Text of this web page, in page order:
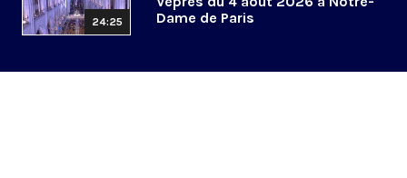
24:25
Dame de Paris